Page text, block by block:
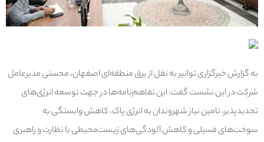
به گزارش خبرگزاری توانیر به نقل از برق منطقه‌ای اصفهان، محسنی مدیرعامل
شرکت در این نشست گفت: این تفاهم‌نامه‌ها در جهت توسعه انرژی‌های
تجدیدپذیر، تامین نیاز شهروندان به انرژی پاک، کاهش وابستگی به
سوخت‌های فسیلی و کاهش آلودگی‌های زیست‌محیطی با نظارت و راهبری